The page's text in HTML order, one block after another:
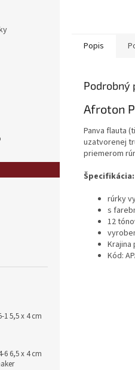
1 5,5 x 4 cm
6 6,5 x 4 cm
Popis
Podrobný
Afroton
Panva flauta
uzatvorenej
priemerom
Špecifikácia:
rúrky
s
12
Krajina
Kód: